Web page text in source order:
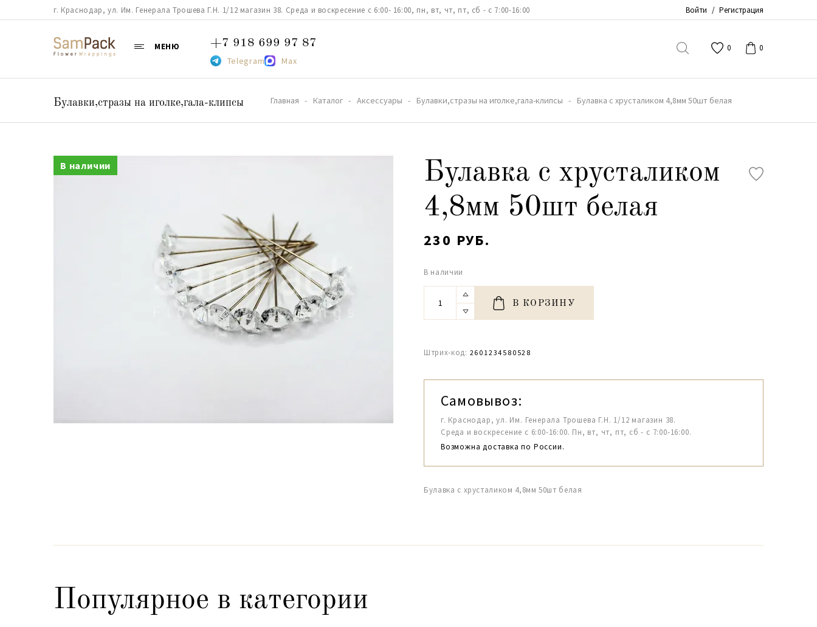
г. Краснодар, ул. Им. Генерала Трошева Г.Н. 1/12 магазин 38. Среда и воскресение с 6:00- 16:00, пн, вт, чт, пт, сб - с 7:00-16:00 Войти / Регистрация
МЕНЮ +7 918 699 97 87
Telegram Max
0 0
Булавки,стразы на иголке,гала-клипсы Главная Каталог Аксессуары Булавки,стразы на иголке,гала-клипсы Булавка с хрусталиком 4,8мм 50шт белая
В наличии
Булавка с хрусталиком
4,8мм 50шт белая
230 РУБ.
В наличии
В КОРЗИНУ
Штрих-код: 2601234580528
Самовывоз:
г. Краснодар, ул. Им. Генерала Трошева Г.Н. 1/12 магазин 38.
Среда и воскресение с 6:00-16:00. Пн, вт, чт, пт, сб - с 7:00-16:00.
Возможна доставка по России.
Булавка с хрусталиком 4,8мм 50шт белая
Популярное в категории